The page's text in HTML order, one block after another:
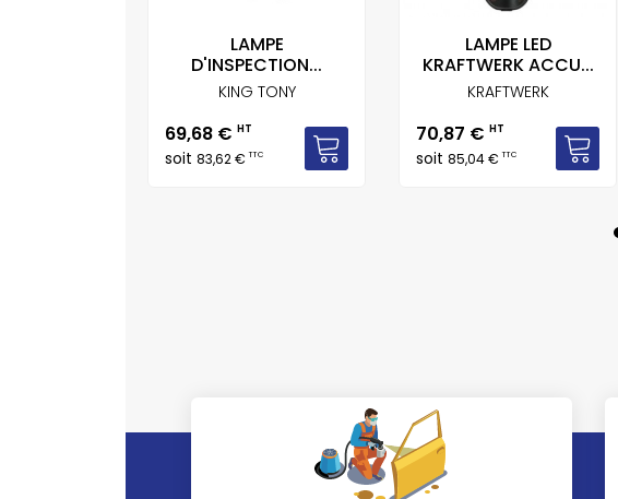
LAMPE
D'INSPECTION...
KING TONY
Prix
69,68 € HT
soit 83,62 €TTC
LAMPE LED
KRAFTWERK ACCU...
KRAFTWERK
Prix
70,87 € HT
soit 85,04 €TTC